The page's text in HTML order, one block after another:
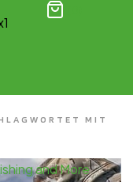
MIT
and More